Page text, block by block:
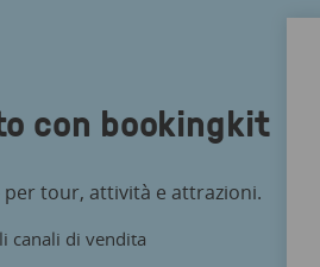
con bookingkit
tour, attività e attrazioni.
canali di vendita